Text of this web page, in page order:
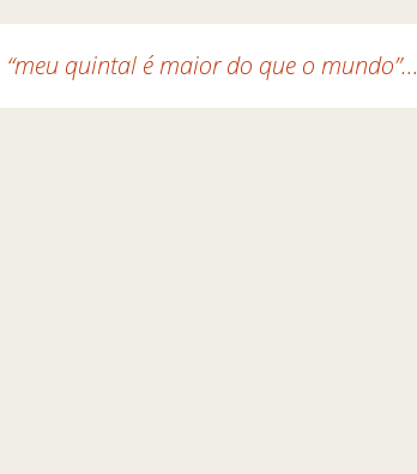
“meu quintal é maior do que o mundo”…